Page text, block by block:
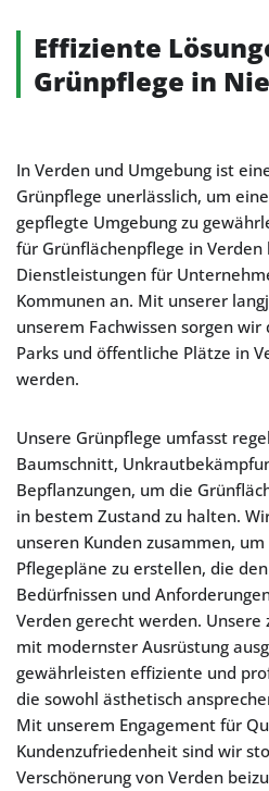
Effiziente
Grünpflege in
In Verden und Umgebung ist
Grünpflege unerlässlich, um
gepflegte Umgebung zu
für Grünflächenpflege in
Dienstleistungen für
Kommunen an. Mit unserer
unserem Fachwissen sorgen
Parks und öffentliche Plätze in
werden.
Unsere Grünpflege umfasst
Baumschnitt,
Bepflanzungen, um die
in bestem Zustand zu halten.
unseren Kunden zusammen,
Pflegepläne zu erstellen, die
Bedürfnissen und
Verden gerecht werden. Unsere
mit modernster Ausrüstung
gewährleisten effiziente und
die sowohl ästhetisch
Mit unserem Engagement für
Kundenzufriedenheit sind wir
Verschönerung von Verden